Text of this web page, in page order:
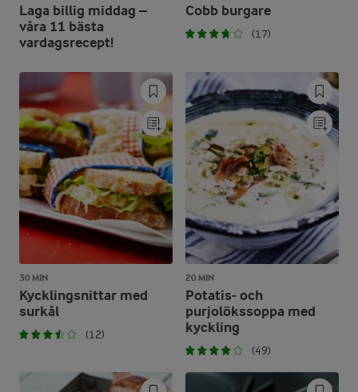
Laga billig middag –
våra 11 bästa
vardagsrecept!
Cobb burgare
(17)
30 MIN
Kycklingsnittar med
surkål
(12)
20 MIN
Potatis- och
purjolökssoppa med
kyckling
(49)